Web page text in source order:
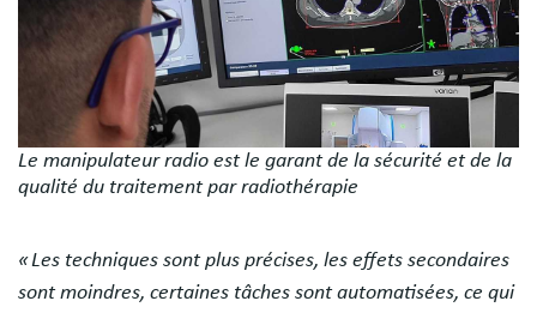
Le manipulateur radio est le garant de la sécurité et de la
qualité du traitement par radiothérapie
« Les techniques sont plus précises, les effets secondaires
sont moindres, certaines tâches sont automatisées, ce qui